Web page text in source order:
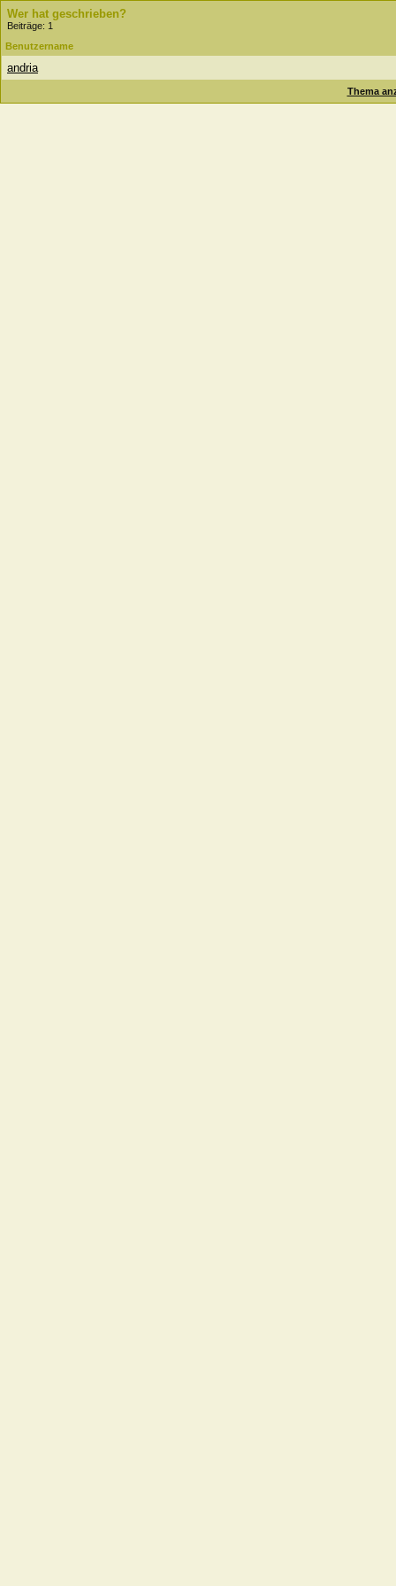
Wer hat geschrieben?
Beiträge: 1
Benutzername
andria
Thema